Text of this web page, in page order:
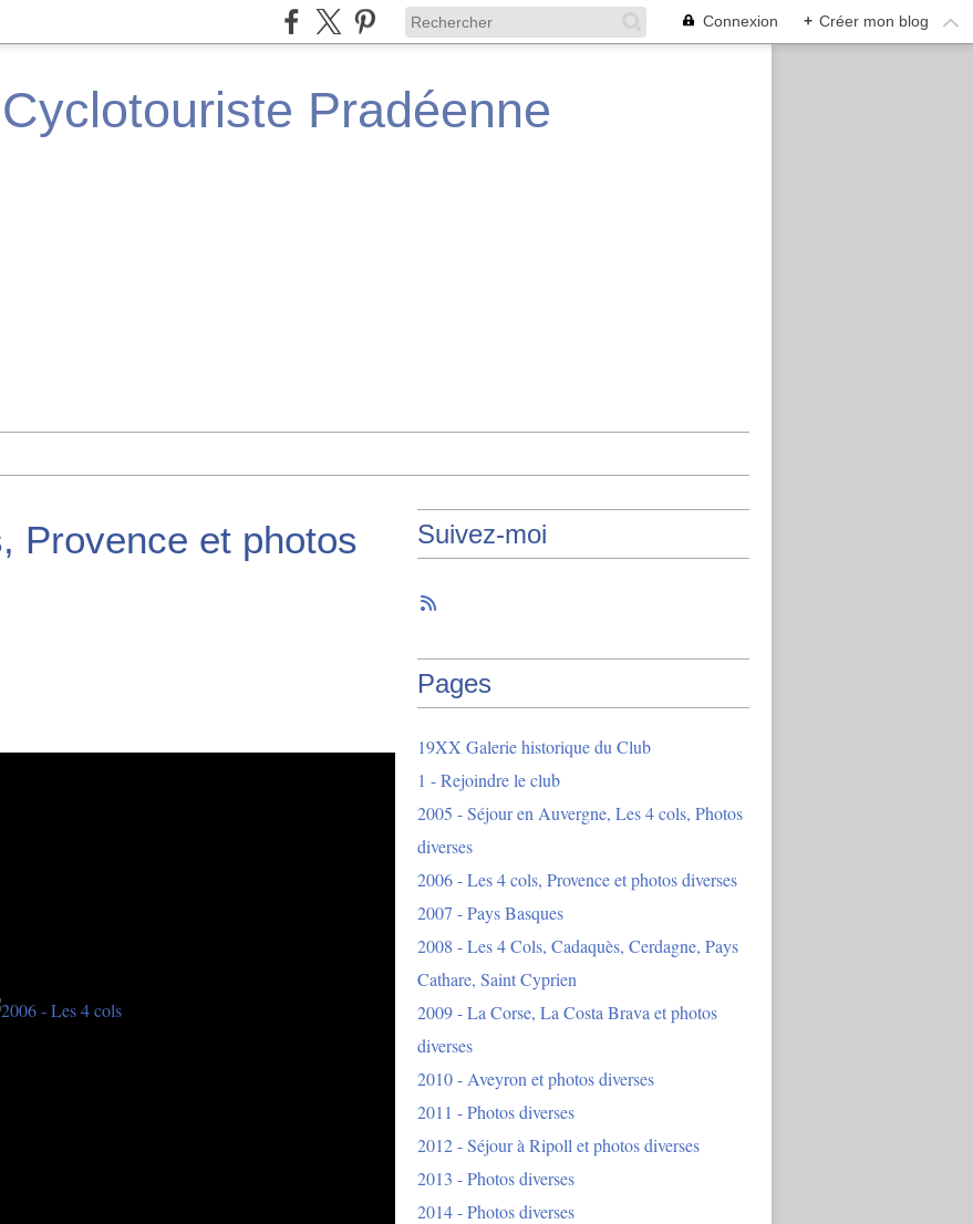
Connexion + Créer mon blog
Pradéenne
Provence et photos
Suivez-moi
Pages
19XX Galerie historique du Club
1 - Rejoindre le club
2005 - Séjour en Auvergne, Les 4 cols, Photos
diverses
2006 - Les 4 cols, Provence et photos diverses
2007 - Pays Basques
2008 - Les 4 Cols, Cadaquès, Cerdagne, Pays
Cathare, Saint Cyprien
2009 - La Corse, La Costa Brava et photos
diverses
2010 - Aveyron et photos diverses
2011 - Photos diverses
2012 - Séjour à Ripoll et photos diverses
2013 - Photos diverses
2014 - Photos diverses